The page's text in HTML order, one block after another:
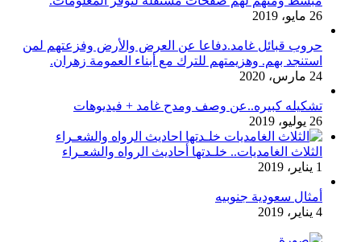
26 مايو، 2019
حروب قبائل غامد.دفاعا عن العرض والأرض وفزعتهم لمن
استنجد بهم. وهزيمتهم للترك مع أبناء العمومة زهران.
24 مارس، 2020
تشكيله كبيره..عن وصف ومدح غامد + فيديوهات
26 يوليو، 2019
الثلاث الغامديات.. خلـدتها أحاديث الرواه والشعـراء
1 يناير، 2019
أمثال سعودية جنوبيه
4 يناير، 2019